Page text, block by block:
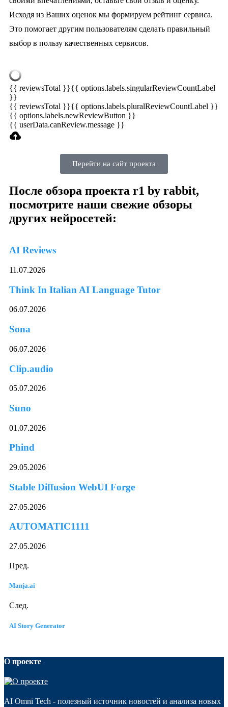
Исходя из Ваших оценок мы формируем рейтинг сервиса.
Это помогает другим пользователям сделать правильный
выбор в пользу качественных сервисов.
{{ reviewsTotal }}{{ options.labels.singularReviewCountLabel
}}
{{ reviewsTotal }}{{ options.labels.pluralReviewCountLabel }}
{{ options.labels.newReviewButton }}
{{ userData.canReview.message }}
Перейти на сайт проекта
После обзора проекта r1 by rabbit,
посмотрите наши свежие обзоры
других нейросетей:
AI Reviews
11.07.2026
Think In Italian AI Language Tutor
06.07.2026
Sona
06.07.2026
Clip.audio
05.07.2026
Suno
01.07.2026
Phind
29.05.2026
Stable Diffusion WebUI Forge
27.05.2026
AUTOMATIC1111
27.05.2026
Пред.
Manja.ai
След.
AI Story Generator
О проекте
AI Omni Tech - полезный источник новостей и анализа новых